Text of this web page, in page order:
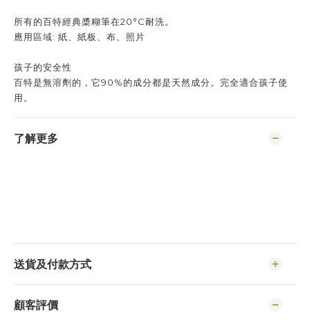
所有的百特經典槳糊筆在20°C耐洗。
應用區域: 紙、紙板、布、照片
孩子的安全性
百特是無溶劑的，它90%的成分都是天然成分。完全適合孩子使
用。
了解更多
送貨及付款方式
顧客評價